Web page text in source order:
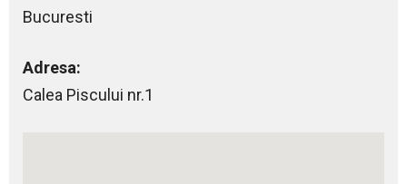
Bucuresti
Adresa:
Calea Piscului nr.1